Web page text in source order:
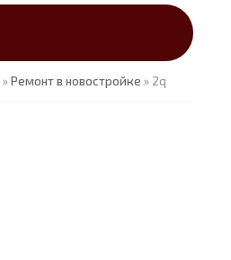
»Ремонт в новостройке » 2q